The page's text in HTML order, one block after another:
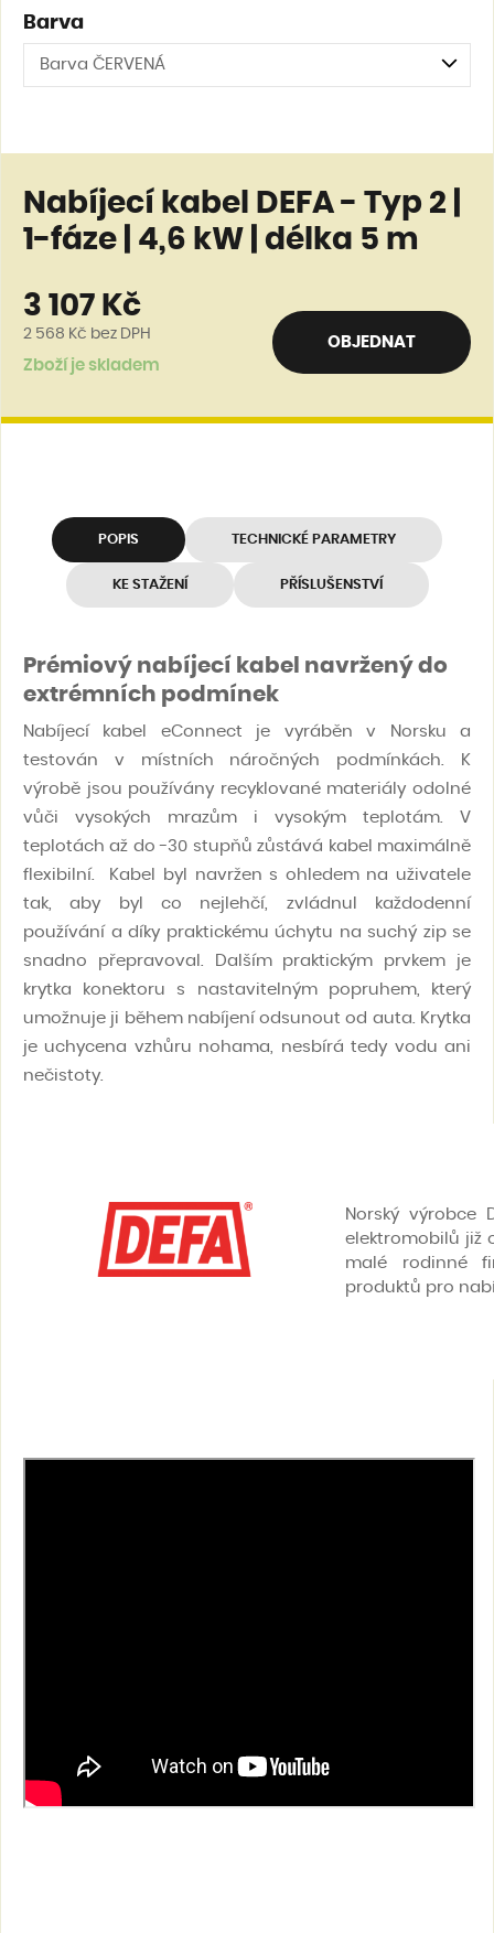
Barva
Barva ČERVENÁ
Nabíjecí kabel DEFA - Typ 2 |
1-fáze | 4,6 kW | délka 5 m
3 107 Kč
2 568 Kč bez DPH
OBJEDNAT
Zboží je skladem
POPIS TECHNICKÉ PARAMETRY
KE STAŽENÍ PŘÍSLUŠENSTVÍ
Prémiový nabíjecí kabel navržený do
extrémních podmínek
Nabíjecí kabel eConnect je vyráběn v Norsku a
testován v místních náročných podmínkách. K
výrobě jsou používány recyklované materiály odolné
vůči vysokých mrazům i vysokým teplotám. V
teplotách až do -30 stupňů zůstává kabel maximálně
flexibilní. Kabel byl navržen s ohledem na uživatele
tak, aby byl co nejlehčí, zvládnul každodenní
používání a díky praktickému úchytu na suchý zip se
snadno přepravoval. Dalším praktickým prvkem je
krytka konektoru s nastavitelným popruhem, který
umožnuje ji během nabíjení odsunout od auta. Krytka
je uchycena vzhůru nohama, nesbírá tedy vodu ani
nečistoty.
Norský výrobce
elektromobilů již
malé rodinné
produktů pro